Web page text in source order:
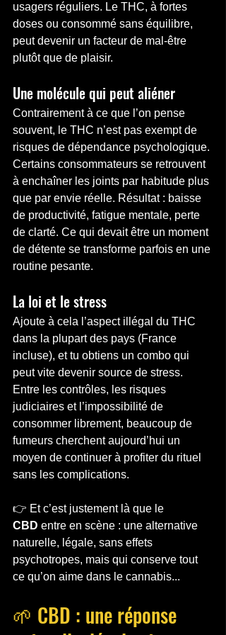
usagers réguliers. Le THC, à fortes
doses ou consommé sans équilibre,
peut devenir un facteur de mal-être
plutôt que de plaisir.
Une molécule qui peut aliéner
Contrairement à ce que l’on pense
souvent, le THC n’est pas exempt de
risques de dépendance psychologique.
Certains consommateurs se retrouvent
à enchaîner les joints par habitude plus
que par envie réelle. Résultat : baisse
de productivité, fatigue mentale, perte
de clarté. Ce qui devait être un moment
de détente se transforme parfois en une
routine pesante.
La loi et le stress
Ajoute à cela l’aspect illégal du THC
dans la plupart des pays (France
incluse), et tu obtiens un combo qui
peut vite devenir source de stress.
Entre les contrôles, les risques
judiciaires et l’impossibilité de
consommer librement, beaucoup de
fumeurs cherchent aujourd’hui un
moyen de continuer à profiter du rituel
sans les complications.
👉 Et c’est justement là que le
CBD entre en scène : une alternative
naturelle, légale, sans effets
psychotropes, mais qui conserve tout
ce qu’on aime dans le cannabis...
🌱 CBD : une réponse